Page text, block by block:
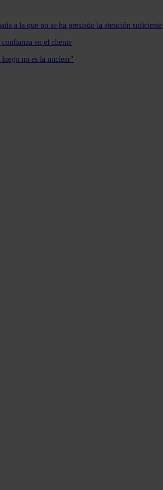
a la que no se ha prestado la atención suficiente
en el cliente
no es la nuclear"